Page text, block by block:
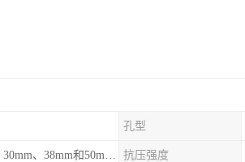
孔型
常见的有19mm、25mm、30mm、38mm和50mm等 抗压强度